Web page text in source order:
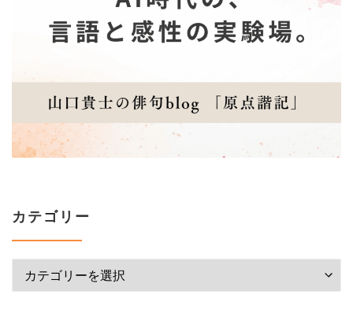
カテゴリー
カテゴリー